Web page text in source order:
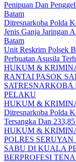
Penipuan Dan
Batam
Ditresnarkoba Polda
Jenis Ganja Jaringan
Batam
Unit Reskrim Polsek
Perbuatan Asusila
HUKUM &
RANTAI PASOK
PELAKU
HUKUM &
Ditresnarkoba Polda
Tersangka Dan
HUKUM &
POLRES
SABU DI KUALA
BERPROFESI